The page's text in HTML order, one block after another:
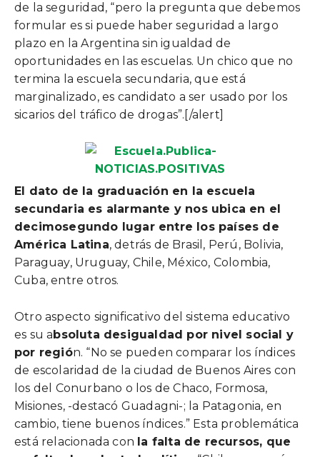
de la seguridad, “pero la pregunta que debemos
formular es si puede haber seguridad a largo
plazo en la Argentina sin igualdad de
oportunidades en las escuelas. Un chico que no
termina la escuela secundaria, que está
marginalizado, es candidato a ser usado por los
sicarios del tráfico de drogas”.[/alert]
El dato de la graduación en la escuela
secundaria es alarmante y nos ubica en el
decimosegundo lugar entre los países de
América Latina, detrás de Brasil, Perú, Bolivia,
Paraguay, Uruguay, Chile, México, Colombia,
Cuba, entre otros.
Otro aspecto significativo del sistema educativo
es su a bsoluta desigualdad por nivel social y
por región. “No se pueden comparar los índices
de escolaridad de la ciudad de Buenos Aires con
los del Conurbano o los de Chaco, Formosa,
Misiones, -destacó Guadagni-; la Patagonia, en
cambio, tiene buenos índices.” Esta problemática
está relacionada con la falta de recursos, que